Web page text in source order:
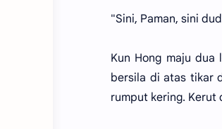
"Sini, Paman, sini
Kun Hong maju
bersila di atas tikar
rumput kering. Kerut